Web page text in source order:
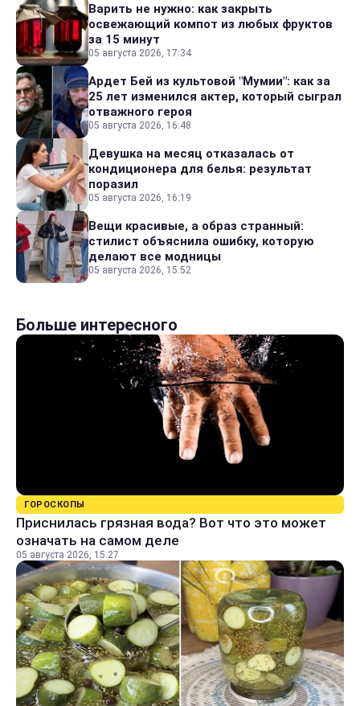
Варить не нужно: как закрыть
освежающий компот из любых фруктов
за 15 минут
05 августа 2026, 17:34
Ардет Бей из культовой "Мумии": как за
25 лет изменился актер, который сыграл
отважного героя
05 августа 2026, 16:48
Девушка на месяц отказалась от
кондиционера для белья: результат
поразил
05 августа 2026, 16:19
Вещи красивые, а образ странный:
стилист объяснила ошибку, которую
делают все модницы
05 августа 2026, 15:52
Больше интересного
ГОРОСКОПЫ
Приснилась грязная вода? Вот что это может
означать на самом деле
05 августа 2026, 15:27